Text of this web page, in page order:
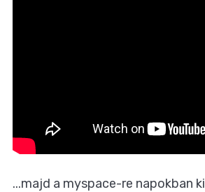
...majd a myspace-re napokban